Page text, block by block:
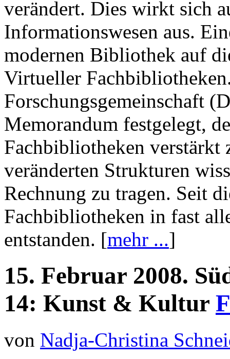
verändert. Dies wirkt sich
Informationswesen aus.
modernen Bibliothek auf
Virtueller
Forschungsgemeinschaft
Memorandum festgelegt,
Fachbibliotheken verstärkt
veränderten Strukturen
Rechnung zu tragen. Seit
Fachbibliotheken in fast
entstanden. [mehr ...]
15. Februar 2008.
14: Kunst & Kultur
von Nadja-Christina